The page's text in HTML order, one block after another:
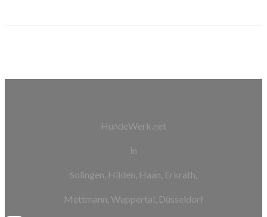
HundeWerk.net
in
Solingen, Hilden, Haan, Erkrath,
Mettmann, Wuppertal, Düsseldorf